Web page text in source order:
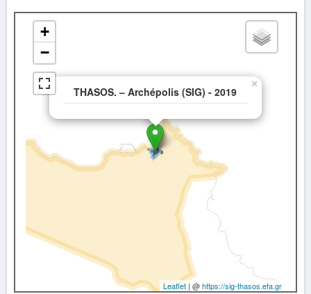
THASOS. – Archépolis (SIG) - 2019
×
+
−
Leaflet | @https://sig-thasos.efa.gr